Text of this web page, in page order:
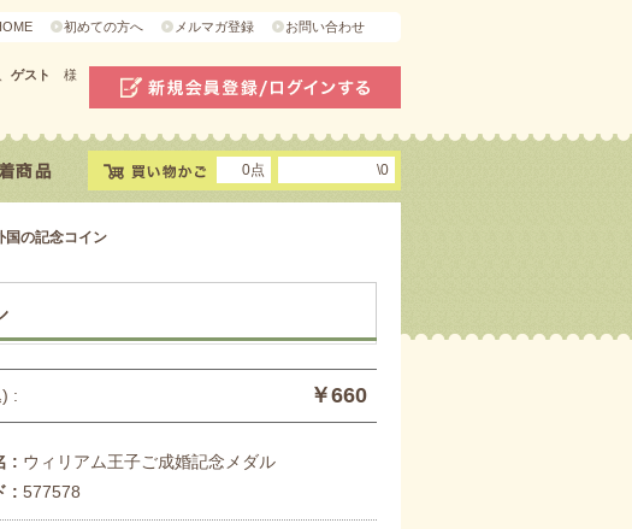
初めての方へ メルマガ登録 お問い合わせ
ゲスト 様
0点 \0
国の記念コイン
: ￥660
: ウィリアム王子ご成婚記念メダル
: 577578